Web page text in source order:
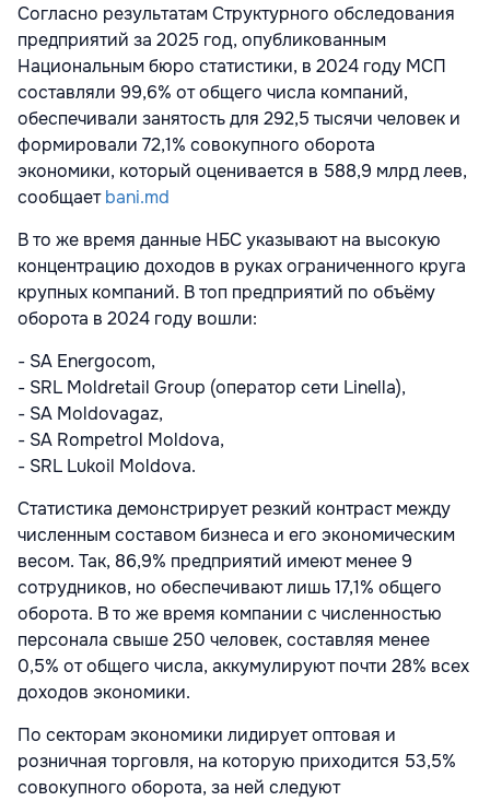
Согласно результатам Структурного обследования
предприятий за 2025 год, опубликованным
Национальным бюро статистики, в 2024 году МСП
составляли 99,6% от общего числа компаний,
обеспечивали занятость для 292,5 тысячи человек и
формировали 72,1% совокупного оборота
экономики, который оценивается в 588,9 млрд леев,
сообщаетbani.md
В то же время данные НБС указывают на высокую
концентрацию доходов в руках ограниченного круга
крупных компаний. В топ предприятий по объёму
оборота в 2024 году вошли:
- SA Energocom,
- SRL Moldretail Group (оператор сети Linella),
- SA Moldovagaz,
- SA Rompetrol Moldova,
- SRL Lukoil Moldova.
Статистика демонстрирует резкий контраст между
численным составом бизнеса и его экономическим
весом. Так, 86,9% предприятий имеют менее 9
сотрудников, но обеспечивают лишь 17,1% общего
оборота. В то же время компании с численностью
персонала свыше 250 человек, составляя менее
0,5% от общего числа, аккумулируют почти 28% всех
доходов экономики.
По секторам экономики лидирует оптовая и
розничная торговля, на которую приходится 53,5%
совокупного оборота, за ней следуют